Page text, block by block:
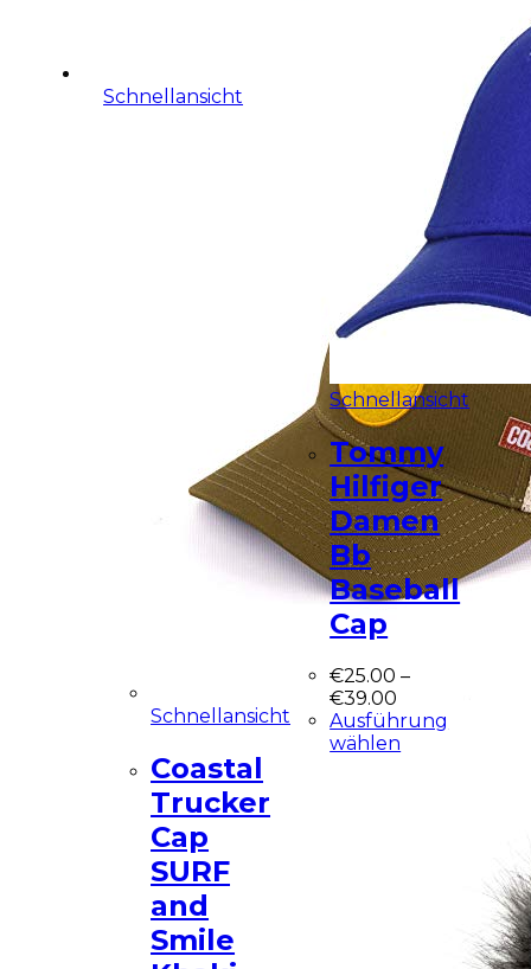
Schnellansicht
Schnellansicht
Coastal
Trucker
Cap
SURF
and
Smile
Schnellansicht
Tommy
Hilfiger
Damen
Bb
Baseball
Cap
€25.00 –
€39.00
Ausführung
wählen